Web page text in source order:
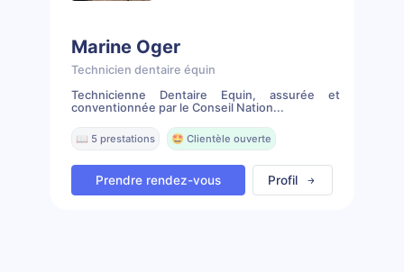
Marine Oger
Technicien dentaire équin
Technicienne Dentaire Equin, assurée et
conventionnée par le Conseil Nation...
📖 5 prestations 🤩 Clientèle ouverte
Prendre rendez-vous Profil